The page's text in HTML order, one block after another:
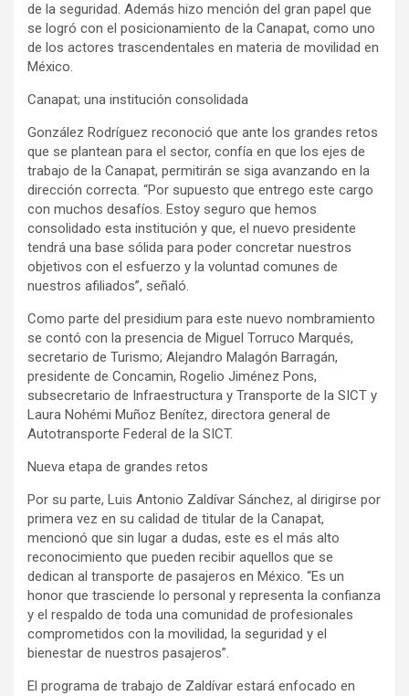
de la seguridad. Además hizo mención del gran papel que
se logró con el posicionamiento de la Canapat, como uno
de los actores trascendentales en materia de movilidad en
México.
Canapat; una institución consolidada
González Rodríguez reconoció que ante los grandes retos
que se plantean para el sector, confía en que los ejes de
trabajo de la Canapat, permitirán se siga avanzando en la
dirección correcta. “Por supuesto que entrego este cargo
con muchos desafíos. Estoy seguro que hemos
consolidado esta institución y que, el nuevo presidente
tendrá una base sólida para poder concretar nuestros
objetivos con el esfuerzo y la voluntad comunes de
nuestros afiliados”, señaló.
Como parte del presidium para este nuevo nombramiento
se contó con la presencia de Miguel Torruco Marqués,
secretario de Turismo; Alejandro Malagón Barragán,
presidente de Concamin, Rogelio Jiménez Pons,
subsecretario de Infraestructura y Transporte de la SICT y
Laura Nohémi Muñoz Benítez, directora general de
Autotransporte Federal de la SICT.
Nueva etapa de grandes retos
Por su parte, Luis Antonio Zaldívar Sánchez, al dirigirse por
primera vez en su calidad de titular de la Canapat,
mencionó que sin lugar a dudas, este es el más alto
reconocimiento que pueden recibir aquellos que se
dedican al transporte de pasajeros en México. “Es un
honor que trasciende lo personal y representa la confianza
y el respaldo de toda una comunidad de profesionales
comprometidos con la movilidad, la seguridad y el
bienestar de nuestros pasajeros”.
El programa de trabajo de Zaldívar estará enfocado en